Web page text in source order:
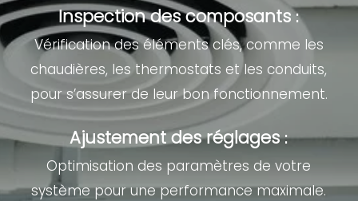
Inspection des composants:
Vérification des éléments clés, comme les
chaudières, les thermostats et les conduits,
pour s’assurer de leur bon fonctionnement.
Ajustement des réglages:
Optimisation des paramètres de votre
système pour une performance maximale.